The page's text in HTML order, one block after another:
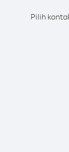
Pilih